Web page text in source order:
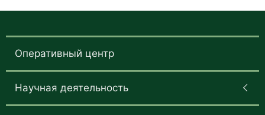
Оперативный центр
Научная деятельность